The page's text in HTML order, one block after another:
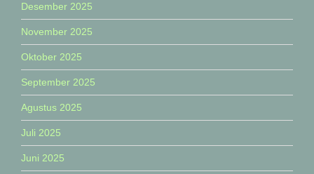
Desember 2025
November 2025
Oktober 2025
September 2025
Agustus 2025
Juli 2025
Juni 2025